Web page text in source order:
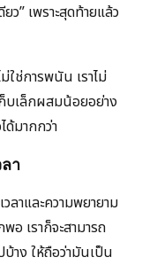
ว” เพราะสุดท้ายแล้ว
ใช่การพนัน เราไม่
บเล็กผสมน้อยอย่าง
ด้มากกว่า
า
ลาและความพยายาม
อ เราก็จะสามารถ
าง ให้ถือว่ามันเป็น